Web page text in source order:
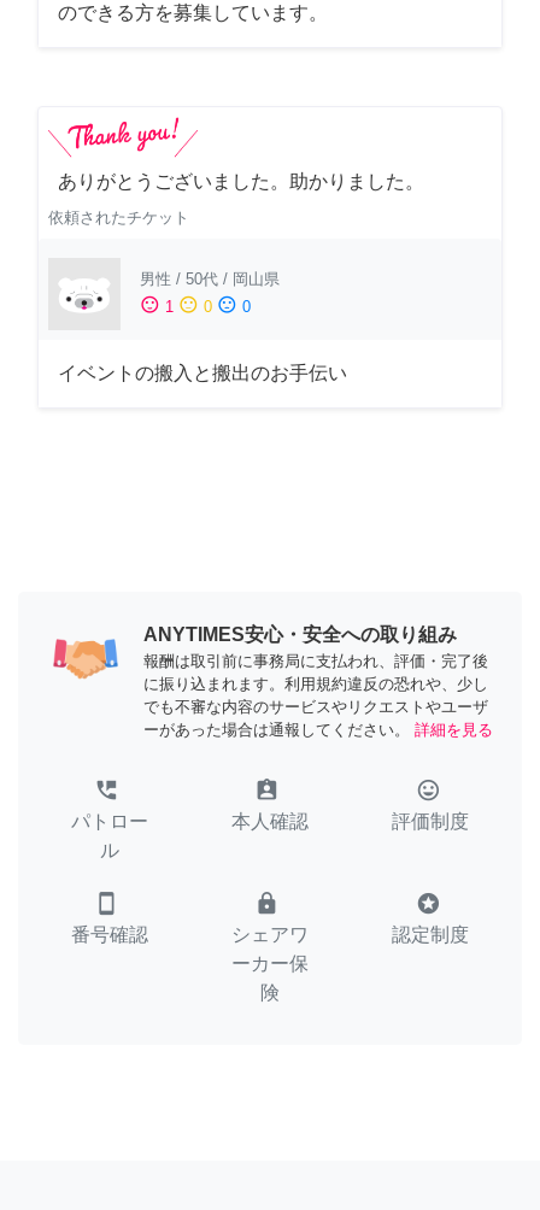
のできる方を募集しています。
ありがとうございました。助かりました。
依頼されたチケット
男性 / 50代 / 岡山県
sentiment_satisfied 1 sentiment_neutral 0 sentiment_dissatisfied 0
イベントの搬入と搬出のお手伝い
ANYTIMES安心・安全への取り組み
報酬は取引前に事務局に支払われ、評価・完了後
に振り込まれます。利用規約違反の恐れや、少し
でも不審な内容のサービスやリクエストやユーザ
ーがあった場合は通報してください。
詳細を見る
perm_phone_msg
パトロー
ル
assignment_ind
本人確認
tag_faces
評価制度
smartphone
番号確認
lock
シェアワ
ーカー保
険
stars
認定制度